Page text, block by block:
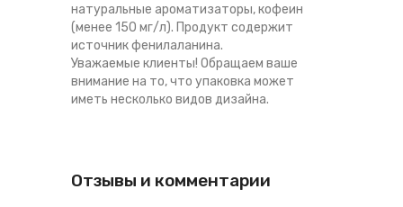
натуральные ароматизаторы, кофеин
(менее 150 мг/л). Продукт содержит
источник фенилаланина.
Уважаемые клиенты! Обращаем ваше
внимание на то, что упаковка может
иметь несколько видов дизайна.
Отзывы и комментарии